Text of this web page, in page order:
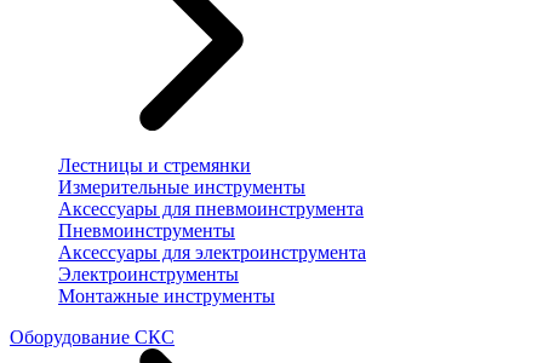
Лестницы и стремянки
Измерительные инструменты
Аксессуары для пневмоинструмента
Пневмоинструменты
Аксессуары для электроинструмента
Электроинструменты
Монтажные инструменты
Оборудование СКС